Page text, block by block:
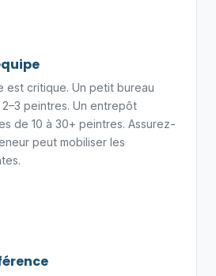
est critique. Un petit bureau
peintres. Un entrepôt
de 10 à 30+ peintres. Assurez-
peut mobiliser les